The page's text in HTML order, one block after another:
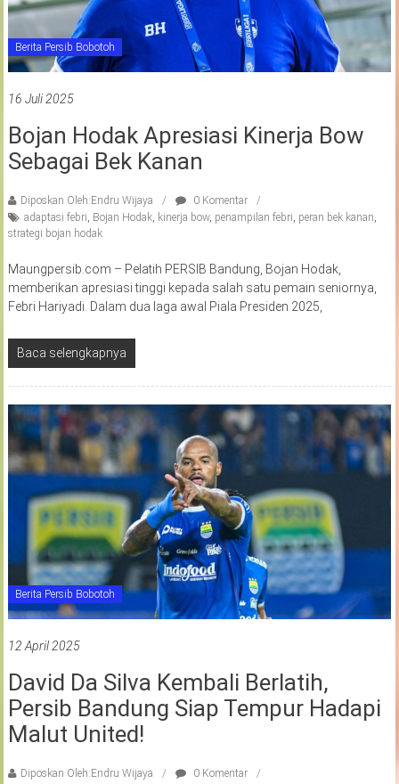
Berita Persib Bobotoh
16 Juli 2025
Bojan Hodak Apresiasi Kinerja Bow
Sebagai Bek Kanan
Diposkan Oleh:Endru Wijaya
0 Komentar
adaptasi febri, Bojan Hodak, kinerja bow, penampilan febri, peran bek kanan,
strategi bojan hodak
Maungpersib.com – Pelatih PERSIB Bandung, Bojan Hodak,
memberikan apresiasi tinggi kepada salah satu pemain seniornya,
Febri Hariyadi. Dalam dua laga awal Piala Presiden 2025,
Baca selengkapnya
Berita Persib Bobotoh
12 April 2025
David Da Silva Kembali Berlatih,
Persib Bandung Siap Tempur Hadapi
Malut United!
Diposkan Oleh:Endru Wijaya
0 Komentar